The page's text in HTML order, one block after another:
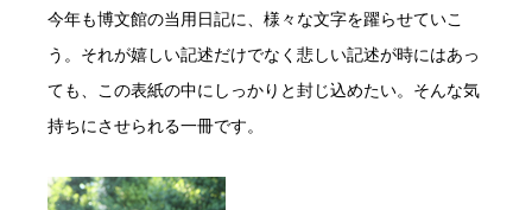
今年も博文館の当用日記に、様々な文字を躍らせていこ
う。それが嬉しい記述だけでなく悲しい記述が時にはあっ
ても、この表紙の中にしっかりと封じ込めたい。そんな気
持ちにさせられる一冊です。